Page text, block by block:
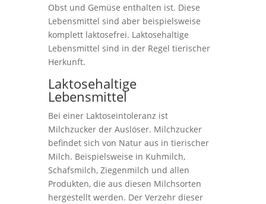
Obst und Gemüse enthalten ist. Diese
Lebensmittel sind aber beispielsweise
komplett laktosefrei. Laktosehaltige
Lebensmittel sind in der Regel tierischer
Herkunft.
Laktosehaltige
Lebensmittel
Bei einer Laktoseintoleranz ist
Milchzucker der Auslöser. Milchzucker
befindet sich von Natur aus in tierischer
Milch. Beispielsweise in Kuhmilch,
Schafsmilch, Ziegenmilch und allen
Produkten, die aus diesen Milchsorten
hergestellt werden. Der Verzehr dieser